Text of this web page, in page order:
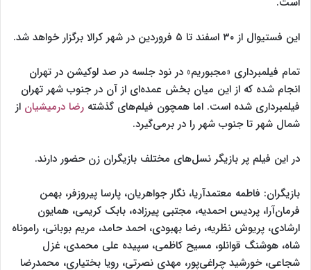
این فستیوال از ۳۰ اسفند تا ۵ فروردین در شهر کرالا برگزار خواهد شد.
تمام فیلمبرداری «مجبوریم» در نود جلسه در صد لوکیشن در تهران
انجام شده که از این میان بخش عمده‌ای از آن در جنوب شهر تهران
فیلمبرداری شده است. اما همچون فیلم‌های گذشته رضا درمیشیان از
شمال شهر تا جنوب شهر را در برمی‌گیرد.
در این فیلم پر بازیگر نسل‌های مختلف بازیگران زن حضور دارند.
بازیگران: فاطمه معتمدآریا، نگار جواهریان، پارسا پیروزفر، بهمن
فرمان‌آرا، پردیس احمدیه، مجتبی پیرزاده، بابک کریمی، همایون
ارشادی، پریوش نظریه، رضا بهبودی، احمد حامد، مریم بوبانی، راموناه
شاه، هوشنگ قوانلو، مسیح کاظمی، سپیده علی محمدی، غزل
شجاعی، خورشید چراغی‌پور، مهدی نصرتی، رویا بختیاری، محمدرضا